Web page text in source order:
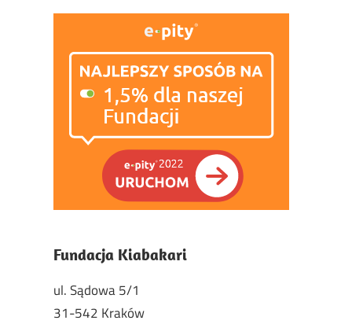
Fundacja Kiabakari
ul. Sądowa 5/1
31-542 Kraków